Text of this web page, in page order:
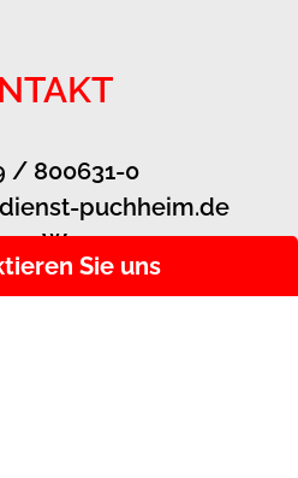
/ 800631-0
puchheim.de
Weg 10
Puchheim